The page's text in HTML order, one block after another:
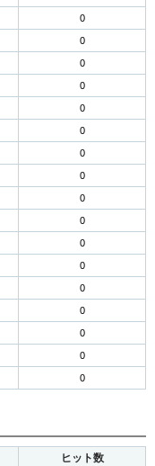
0
0
0
0
0
0
0
0
0
0
0
0
0
0
0
0
0
ヒット数